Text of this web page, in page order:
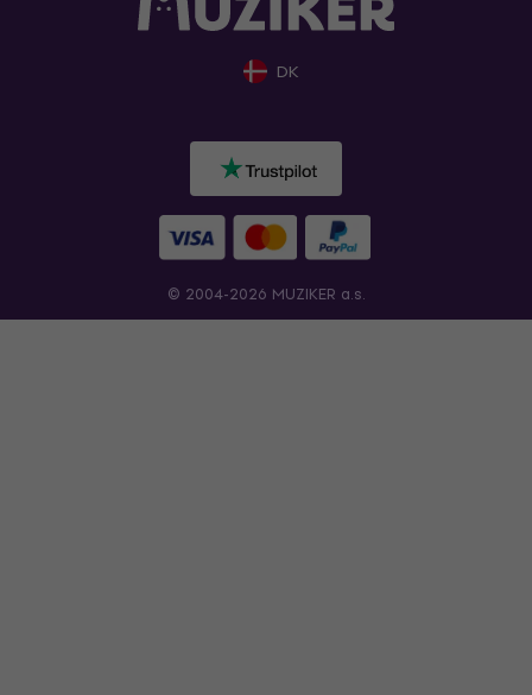
DK
© 2004-2026 MUZIKER a.s.